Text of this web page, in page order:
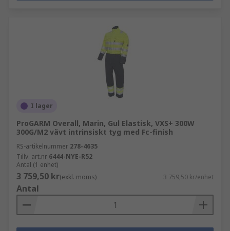
I lager
ProGARM Overall, Marin, Gul Elastisk, VXS+ 300W
300G/M2 vävt intrinsiskt tyg med Fc-finish
RS-artikelnummer 278-4635
Tillv. art.nr 6444-NYE-R52
Antal (1 enhet)
3 759,50 kr(exkl. moms) 3 759,50 kr/enhet
Antal